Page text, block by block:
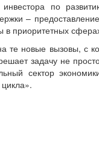
инвестора по
–
приоритетных
те новые вызовы, с
задачу не
сектор